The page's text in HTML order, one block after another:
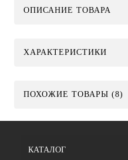
ОПИСАНИЕ ТОВАРА
ХАРАКТЕРИСТИКИ
ПОХОЖИЕ ТОВАРЫ (8)
КАТАЛОГ